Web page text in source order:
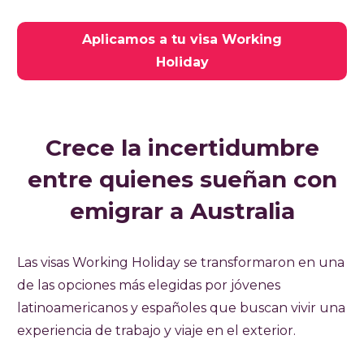
Aplicamos a tu visa Working
Holiday
Crece la incertidumbre
entre quienes sueñan con
emigrar a Australia
Las visas Working Holiday se transformaron en una
de las opciones más elegidas por jóvenes
latinoamericanos y españoles que buscan vivir una
experiencia de trabajo y viaje en el exterior.